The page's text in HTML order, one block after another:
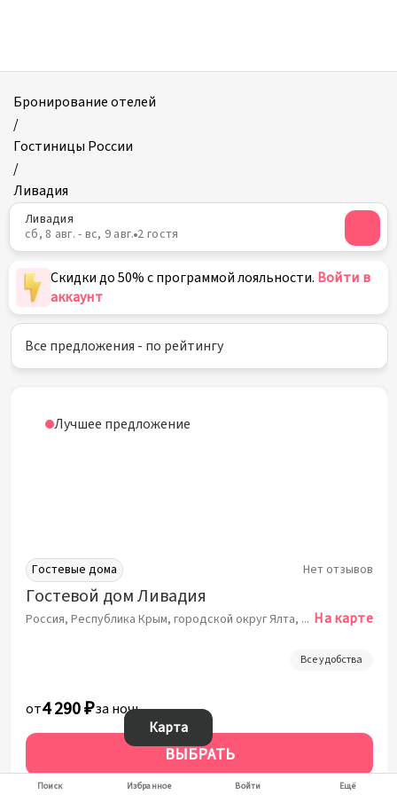
Бронирование отелей
/
Гостиницы России
/
Ливадия
Ливадия
сб, 8 авг. - вс, 9 авг. 2 гостя
Скидки до 50% с программой лояльности. Войти в
аккаунт
Все предложения - по рейтингу
Лучшее предложение
Гостевые дома
Гостевой дом Ливадия
Россия, Республика Крым, городской округ Ялта, посёлок городского типа Ливадия, Виноградная улица, 6литА На карте
Нет отзывов
Все удобства
от4 290 ₽за ночь
ВЫБРАТЬ
За 1 ночь от: 4 290 ₽
Карта
Поиск Избранное Войти Ещё